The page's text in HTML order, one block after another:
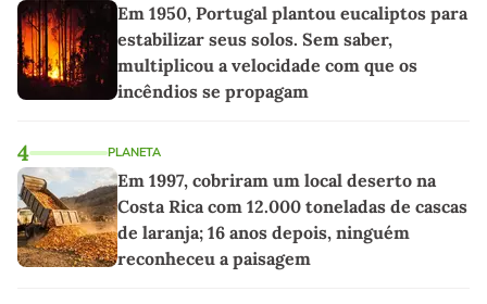
Em 1950, Portugal plantou eucaliptos para
estabilizar seus solos. Sem saber,
multiplicou a velocidade com que os
incêndios se propagam
4 PLANETA
Em 1997, cobriram um local deserto na
Costa Rica com 12.000 toneladas de cascas
de laranja; 16 anos depois, ninguém
reconheceu a paisagem